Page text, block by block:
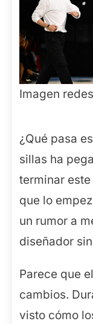
Imagen
¿Qué pasa
sillas ha
terminar
que lo
un rumor a
diseñador
Parece que
cambios.
visto cómo